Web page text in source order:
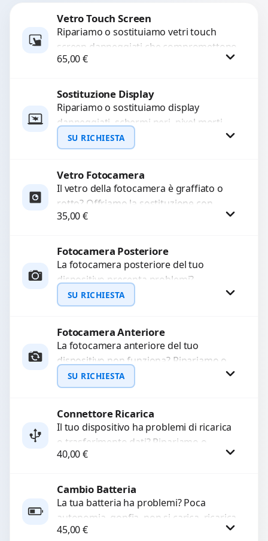
Vetro Touch Screen
Ripariamo o sostituiamo vetri touch
screen danneggiati che compromettono
l’uso del dispositivo. Utilizziamo ricambi
65,00€
Procedi
Sostituzione Display
Ripariamo o sostituiamo display
danneggiati, schermi neri, pixel morti,
righe sullo schermo, vetro incrinato,
LCD rotto, aloni o colori sbiaditi,...
SU RICHIESTA
Richiedi Preventivo
WhatsApp
Vetro Fotocamera
Il vetro della fotocamera è graffiato o
rotto? Offriamo la sostituzione con
ricambi di alta qualità garantiti per 3
35,00€
Procedi
Fotocamera Posteriore
La fotocamera posteriore del tuo
dispositivo presenta problemi?
Interveniamo per risolvere guasti come
immagini sfocate, messa a fuoco non
SU RICHIESTA
Richiedi Preventivo
WhatsApp
Fotocamera Anteriore
La fotocamera anteriore del tuo
dispositivo non funziona? Ripariamo o
sostituiamo fotocamere guaste con
problemi come immagini sfocate, messa
SU RICHIESTA
Richiedi Preventivo
WhatsApp
Connettore Ricarica
Il tuo dispositivo ha problemi di ricarica
o trasferimento dati? Ripariamo o
sostituiamo connettori di ricarica guasti,
40,00€
Procedi
Cambio Batteria
La tua batteria ha problemi? Poca
autonomia, gonfia, non si carica, ricarica
lenta o cicli di ricarica esauriti?
45,00€